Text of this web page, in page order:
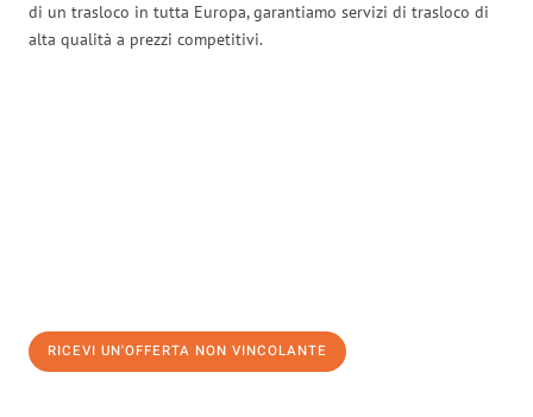
di un trasloco in tutta Europa, garantiamo servizi di trasloco di
alta qualità a prezzi competitivi.
RICEVI UN'OFFERTA NON VINCOLANTE